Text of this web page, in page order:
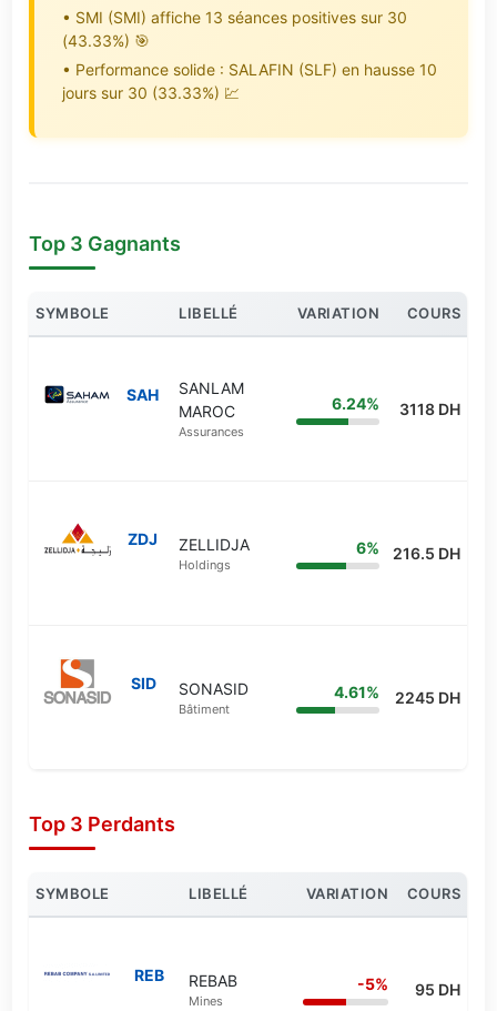
• SMI (SMI) affiche 13 séances positives sur 30
(43.33%) 🎯
• Performance solide : SALAFIN (SLF) en hausse 10
jours sur 30 (33.33%) 💹
Top 3 Gagnants
SYMBOLE LIBELLÉ VARIATION COURS
SAH
SANLAM
MAROC
Assurances
6.24% 3118 DH
ZDJ ZELLIDJA
Holdings
6% 216.5 DH
SID SONASID
Bâtiment
4.61% 2245 DH
Top 3 Perdants
SYMBOLE LIBELLÉ VARIATION COURS
REB REBAB
Mines
-5% 95 DH